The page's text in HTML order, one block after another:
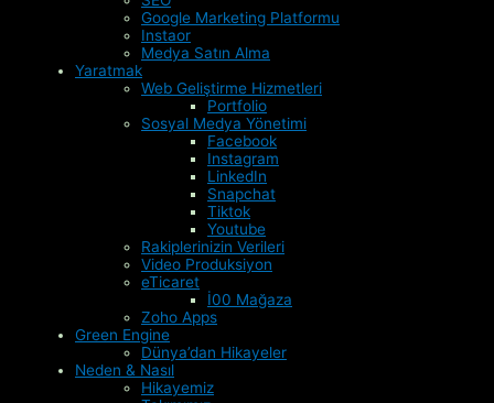
Google Marketing Platformu
Instaor
Medya Satın Alma
Yaratmak
Web Geliştirme Hizmetleri
Portfolio
Sosyal Medya Yönetimi
Facebook
Instagram
LinkedIn
Snapchat
Tiktok
Youtube
Rakiplerinizin Verileri
Video Produksiyon
eTicaret
İ00 Mağaza
Zoho Apps
Green Engine
Dünya’dan Hikayeler
Neden & Nasıl
Hikayemiz